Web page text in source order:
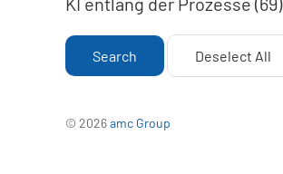
Search Deselect All
© 2026amc Group